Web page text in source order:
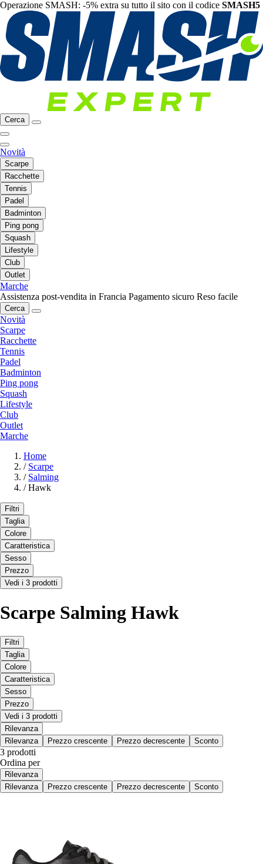
Operazione SMASH: -5% extra su tutto il sito con il codice SMASH5
Cerca
Novità
Scarpe
Racchette
Tennis
Padel
Badminton
Ping pong
Squash
Lifestyle
Club
Outlet
Marche
Assistenza post-vendita in Francia Pagamento sicuro Reso facile
Cerca
Novità
Scarpe
Racchette
Tennis
Padel
Badminton
Ping pong
Squash
Lifestyle
Club
Outlet
Marche
Home
/ Scarpe
/ Salming
/ Hawk
Filtri
Taglia
Colore
Caratteristica
Sesso
Prezzo
Vedi i 3 prodotti
Scarpe Salming Hawk
Filtri
Taglia
Colore
Caratteristica
Sesso
Prezzo
Vedi i 3 prodotti
Rilevanza
Rilevanza
Prezzo crescente Prezzo decrescente Sconto
3 prodotti
Ordina per
Rilevanza
Rilevanza
Prezzo crescente Prezzo decrescente Sconto